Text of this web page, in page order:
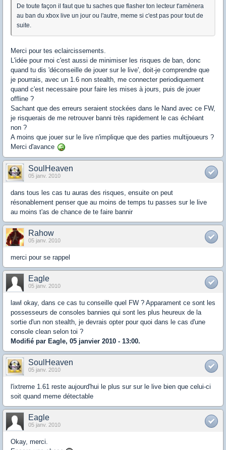
De toute façon il faut que tu saches que flasher ton lecteur t'amènera
au ban du xbox live un jour ou l'autre, meme si c'est pas pour tout de
suite.
Merci pour tes eclaircissements.
L'idée pour moi c'est aussi de minimiser les risques de ban, donc
quand tu dis 'déconseille de jouer sur le live', doit-je comprendre que
je pourrais, avec un 1.6 non stealth, me connecter periodiquement
quand c'est necessaire pour faire les mises à jours, puis de jouer
offline ?
Sachant que des erreurs seraient stockées dans le Nand avec ce FW,
je risquerais de me retrouver banni très rapidement le cas échéant
non ?
A moins que jouer sur le live n'implique que des parties multijoueurs ?
Merci d'avance
SoulHeaven
05 janv. 2010
dans tous les cas tu auras des risques, ensuite on peut
résonablement penser que au moins de temps tu passes sur le live
au moins t'as de chance de te faire bannir
Rahow
05 janv. 2010
merci pour se rappel
Eagle
05 janv. 2010
lawl okay, dans ce cas tu conseille quel FW ? Apparament ce sont les
possesseurs de consoles bannies qui sont les plus heureux de la
sortie d'un non stealth, je devrais opter pour quoi dans le cas d'une
console clean selon toi ?
Modifié par Eagle, 05 janvier 2010 - 13:00.
SoulHeaven
05 janv. 2010
l'ixtreme 1.61 reste aujourd'hui le plus sur sur le live bien que celui-ci
soit quand meme détectable
Eagle
05 janv. 2010
Okay, merci.